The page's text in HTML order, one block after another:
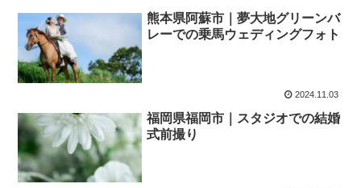
熊本県阿蘇市｜夢大地グリーンバ
レーでの乗馬ウェディングフォト
2024.11.03
福岡県福岡市｜スタジオでの結婚
式前撮り